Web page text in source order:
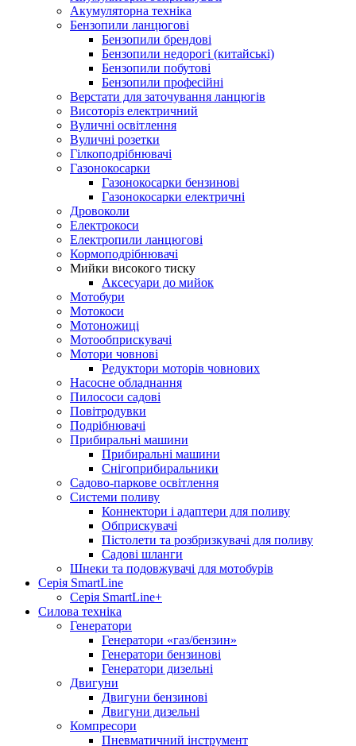
Акумуляторна техніка
Бензопили ланцюгові
Бензопили брендові
Бензопили недорогі (китайські)
Бензопили побутові
Бензопили професійні
Верстати для заточування ланцюгів
Висоторіз електричний
Вуличні освітлення
Вуличні розетки
Гілкоподрібнювачі
Газонокосарки
Газонокосарки бензинові
Газонокосарки електричні
Дровоколи
Електрокоси
Електропили ланцюгові
Кормоподрібнювачі
Мийки високого тиску
Аксесуари до мийок
Мотобури
Мотокоси
Мотоножиці
Мотообприскувачі
Мотори човнові
Редуктори моторів човнових
Насосне обладнання
Пилососи садові
Повітродувки
Подрібнювачі
Прибиральні машини
Прибиральні машини
Снігоприбиральники
Садово-паркове освітлення
Системи поливу
Коннектори і адаптери для поливу
Обприскувачі
Пістолети та розбризкувачі для поливу
Садові шланги
Шнеки та подовжувачі для мотобурів
Серія SmartLine
Серія SmartLine+
Силова техніка
Генератори
Генератори «газ/бензин»
Генератори бензинові
Генератори дизельні
Двигуни
Двигуни бензинові
Двигуни дизельні
Компресори
Пневматичний інструмент